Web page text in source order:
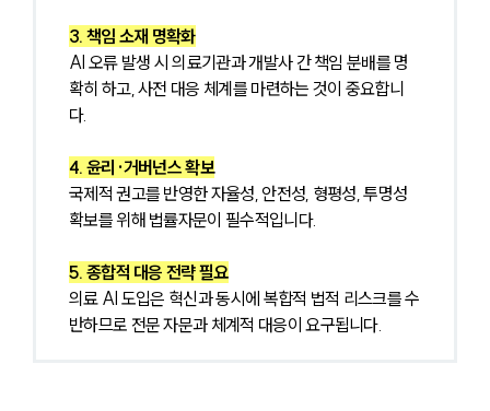
3. 책임 소재 명확화
AI 오류 발생 시 의료기관과 개발사 간 책임 분배를 명
확히 하고, 사전 대응 체계를 마련하는 것이 중요합니
다.
4. 윤리·거버넌스 확보
국제적 권고를 반영한 자율성, 안전성, 형평성, 투명성
확보를 위해 법률자문이 필수적입니다.
5. 종합적 대응 전략 필요
의료 AI 도입은 혁신과 동시에 복합적 법적 리스크를 수
반하므로 전문 자문과 체계적 대응이 요구됩니다.